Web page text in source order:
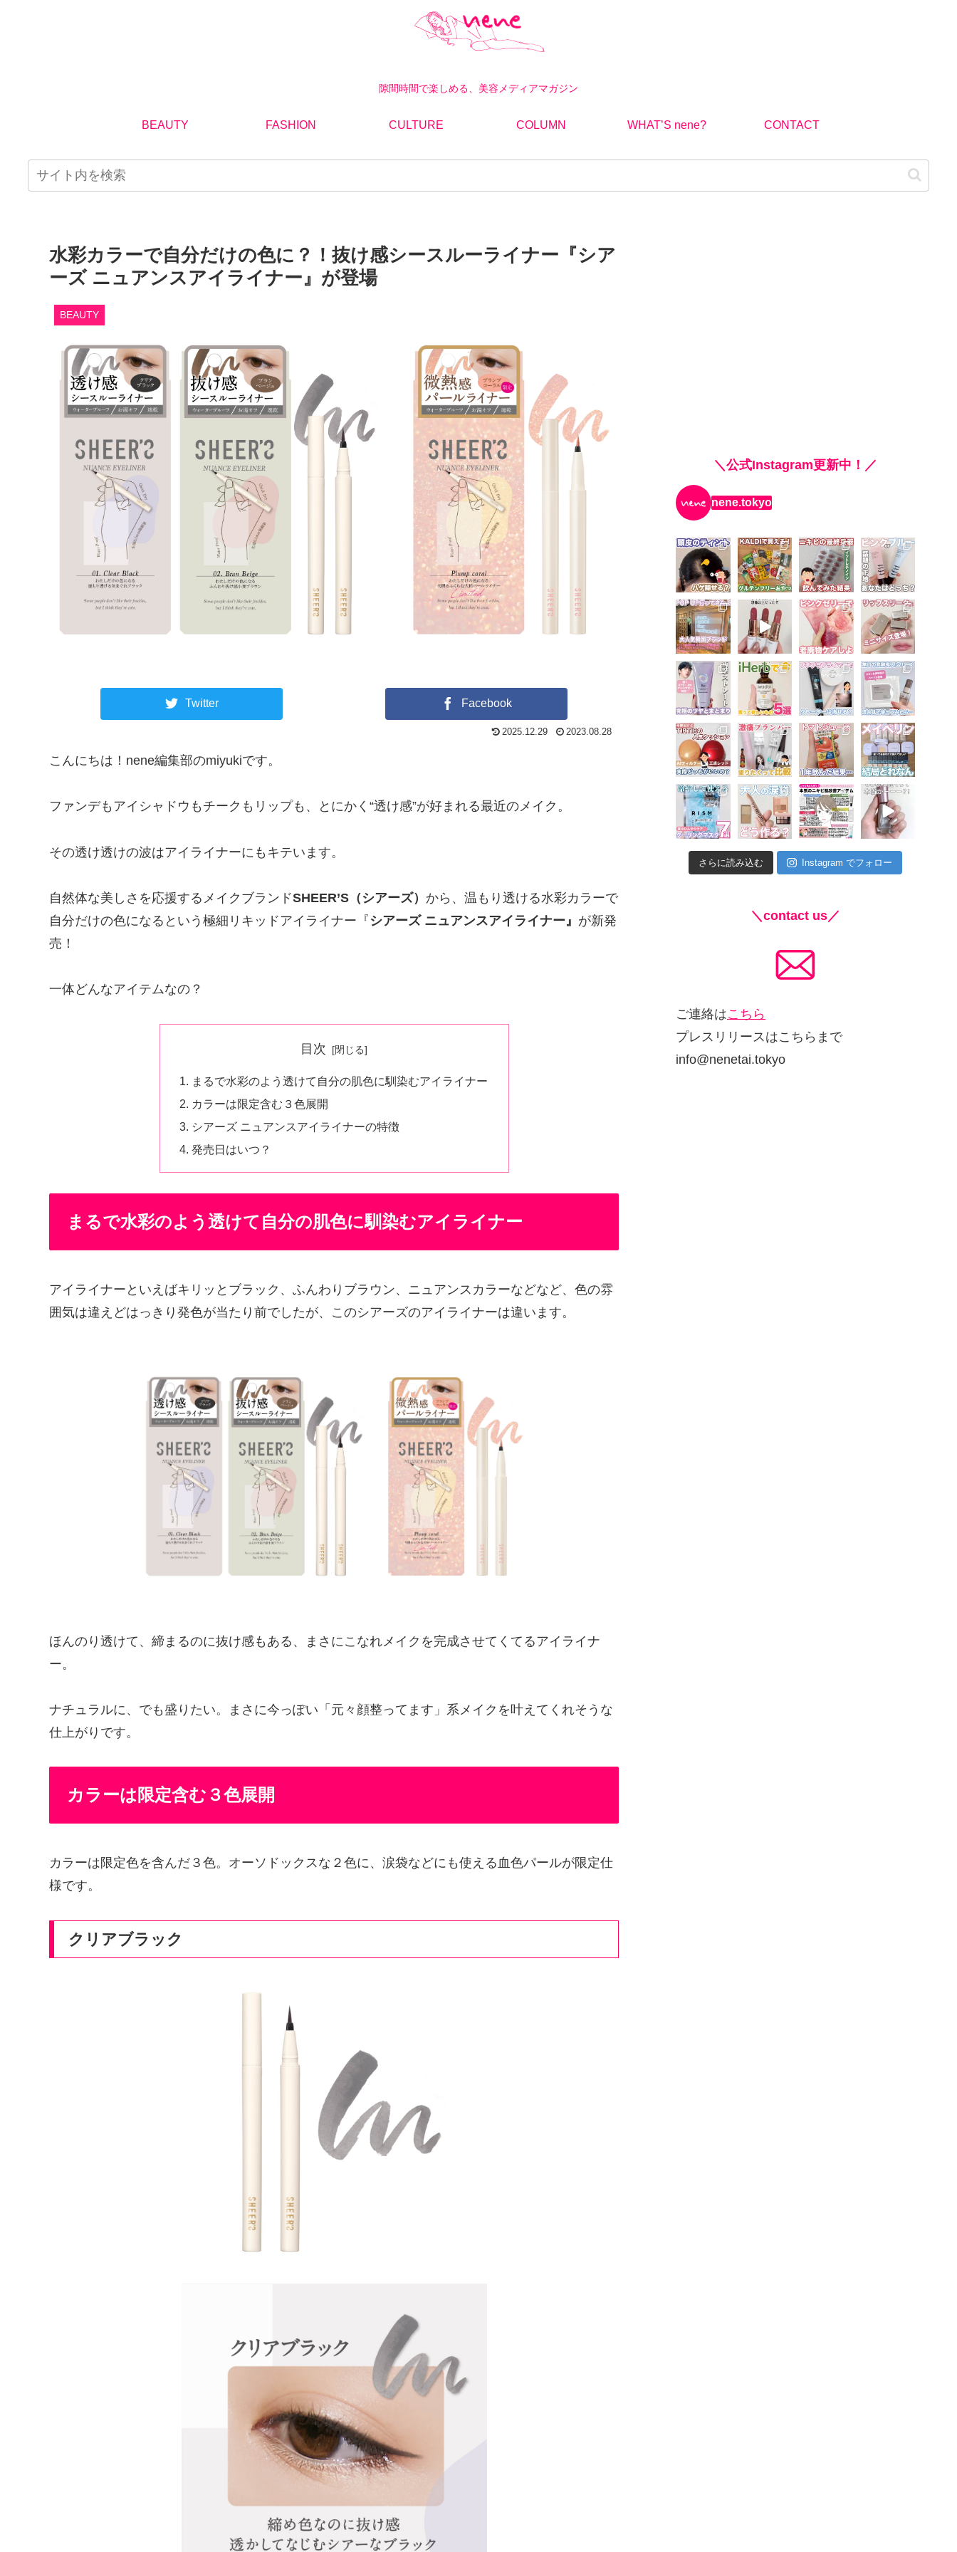
隙間時間で楽しめる、美容メディアマガジン
BEAUTY FASHION CULTURE COLUMN WHAT’S nene? CONTACT
水彩カラーで自分だけの色に？！抜け感シースルーライナー『シア
ーズ ニュアンスアイライナー』が登場
BEAUTY
Twitter Facebook
2025.12.29 2023.08.28
こんにちは！nene編集部のmiyukiです。
ファンデもアイシャドウもチークもリップも、とにかく“透け感”が好まれる最近のメイク。
その透け透けの波はアイライナーにもキテいます。
自然体な美しさを応援するメイクブランドSHEER’S（シアーズ） から、温もり透ける水彩カラーで
自分だけの色になるという極細リキッドアイライナー『 シアーズ ニュアンスアイライナー』 が新発
売！
一体どんなアイテムなの？
目次
まるで水彩のよう透けて自分の肌色に馴染むアイライナー
カラーは限定含む３色展開
シアーズ ニュアンスアイライナーの特徴
発売日はいつ？
まるで水彩のよう透けて自分の肌色に馴染むアイライナー
アイライナーといえばキリッとブラック、ふんわりブラウン、ニュアンスカラーなどなど、色の雰
囲気は違えどはっきり発色が当たり前でしたが、このシアーズのアイライナーは違います。
ほんのり透けて、締まるのに抜け感もある、まさにこなれメイクを完成させてくてるアイライナ
ー。
ナチュラルに、でも盛りたい。まさに今っぽい「元々顔整ってます」系メイクを叶えてくれそうな
仕上がりです。
カラーは限定含む３色展開
カラーは限定色を含んだ３色。オーソドックスな２色に、涙袋などにも使える血色パールが限定仕
様です。
クリアブラック
＼公式Instagram更新中！／
nene.tokyo
さらに読み込む Instagram でフォロー
＼contact us／
ご連絡はこちら
プレスリリースはこちらまで
info@nenetai.tokyo